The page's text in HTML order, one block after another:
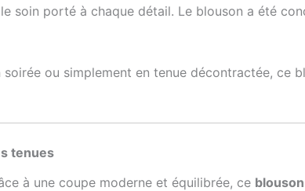
porté à chaque détail. Le blouson a été
ou simplement en tenue décontractée, ce
tenues
à une coupe moderne et équilibrée, ce